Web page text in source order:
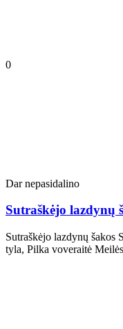
0
Dar nepasidalino
Sutraškėjo lazdynų
Sutraškėjo lazdynų šakos
tyla, Pilka voveraitė